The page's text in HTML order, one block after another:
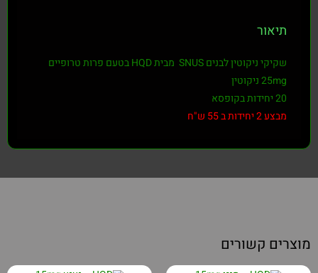
תיאור
שקיקי ניקוטין לבניםSNUS מבית HQD בטעם פרות טרופיים
25mg ניקוטין
20 יחידות בקופסא
מבצע 2 יחידות ב 55 ש"ח
מוצרים קשורים